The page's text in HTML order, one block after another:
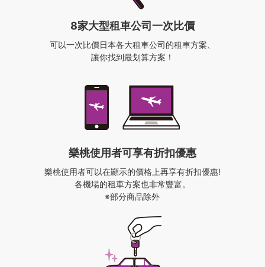
8家大型租車公司一次比價
可以一次比價日本各大租車公司的租車方案、
讓你找到最划算方案！
樂桃使用者可享有折扣優惠
樂桃使用者可以在顯示的價格上再享有折扣優惠!
各機場的租車方案也非常豐富。
※部分商品除外